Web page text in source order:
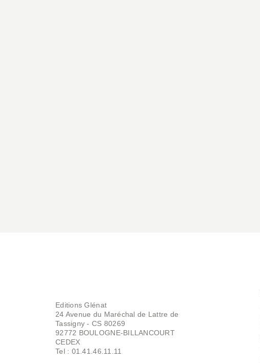
Editions Glénat
24 Avenue du Maréchal de Lattre de
Tassigny - CS 80269
92772 BOULOGNE-BILLANCOURT
CEDEX
Tel : 01.41.46.11.11